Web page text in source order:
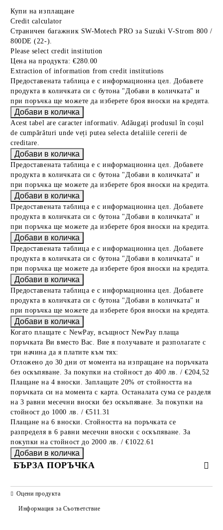
Купи на изплащане
Credit calculator
Страничен багажник SW-Motech PRO за Suzuki V-Strom 800 /
800DE (22-).
Please select credit institution
Цена на продукта: €280.00
Extraction of information from credit institutions
Предоставената таблица е с информационна цел. Добавете
продукта в количката си с бутона "Добави в количката" и
при поръчка ще можете да изберете броя вноски на кредита.
Acest tabel are caracter informativ. Adăugați produsul în coșul
de cumpărături unde veți putea selecta detaliile cererii de
creditare.
Предоставената таблица е с информационна цел. Добавете
продукта в количката си с бутона "Добави в количката" и
при поръчка ще можете да изберете броя вноски на кредита.
Предоставената таблица е с информационна цел. Добавете
продукта в количката си с бутона "Добави в количката" и
при поръчка ще можете да изберете броя вноски на кредита.
Предоставената таблица е с информационна цел. Добавете
продукта в количката си с бутона "Добави в количката" и
при поръчка ще можете да изберете броя вноски на кредита.
Предоставената таблица е с информационна цел. Добавете
продукта в количката си с бутона "Добави в количката" и
при поръчка ще можете да изберете броя вноски на кредита.
Когато плащате с NewPay, всъщност NewPay плаща
поръчката Ви вместо Вас. Вие я получавате и разполагате с
три начина да я платите към тях:
Отложено до 30 дни от момента на изпращане на поръчката
без оскъпяване. За покупки на стойност до 400 лв. / €204,52
Плащане на 4 вноски. Заплащате 20% от стойността на
поръчката си на момента с карта. Останалата сума се разделя
на 3 равни месечни вноски без оскъпяване. За покупки на
стойност до 1000 лв. / €511.31
Плащане на 6 вноски. Стойността на поръчката се
разпределя в 6 равни месечни вноски с оскъпяване. За
покупки на стойност до 2000 лв. / €1022.61
БЪРЗА ПОРЪЧКА
Оцени продукта
Информация за Съответствие